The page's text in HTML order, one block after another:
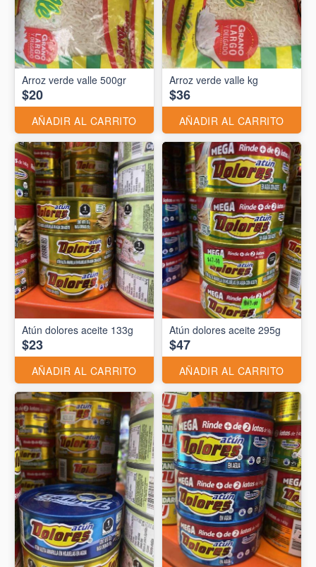
Arroz verde valle 500gr
$20
AÑADIR AL CARRITO
Arroz verde valle kg
$36
AÑADIR AL CARRITO
Atún dolores aceite 133g
$23
AÑADIR AL CARRITO
Atún dolores aceite 295g
$47
AÑADIR AL CARRITO